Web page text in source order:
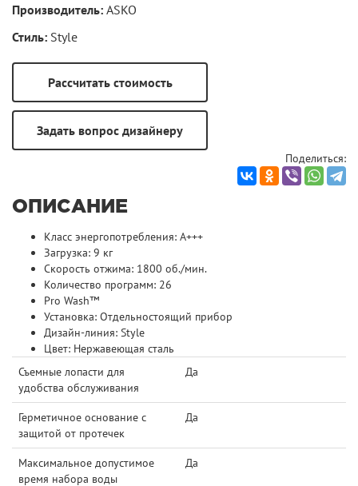
Производитель: ASKO
Стиль: Style
Поделиться:
ОПИСАНИЕ
Класс энергопотребления: A+++
Загрузка: 9 кг
Скорость отжима: 1800 об./мин.
Количество программ: 26
Pro Wash™
Установка: Отдельностоящий прибор
Дизайн-линия: Style
Цвет: Нержавеющая сталь
Съемные лопасти для
удобства обслуживания
Да
Герметичное основание с
защитой от протечек
Да
Максимальное допустимое
время набора воды
Да